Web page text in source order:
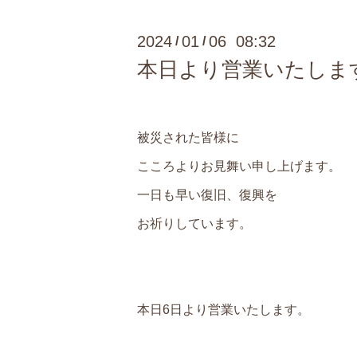
2024 /01 /06 08:32
本日より営業いたしま
被災された皆様に
こころよりお見舞い申し上げます。
一日も早い復旧、復興を
お祈りしています。
本日6日より営業いたします。